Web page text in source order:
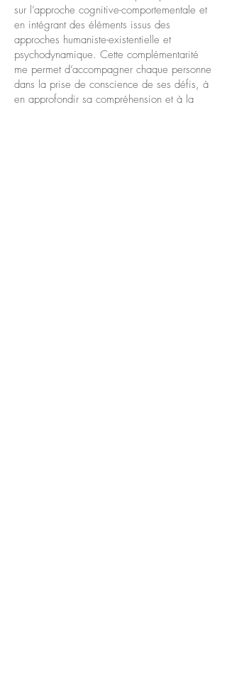
sur l’approche cognitive-comportementale et
en intégrant des éléments issus des
approches humaniste-existentielle et
psychodynamique. Cette complémentarité
me permet d’accompagner chaque personne
dans la prise de conscience de ses défis, à
en approfondir sa compréhension et à la